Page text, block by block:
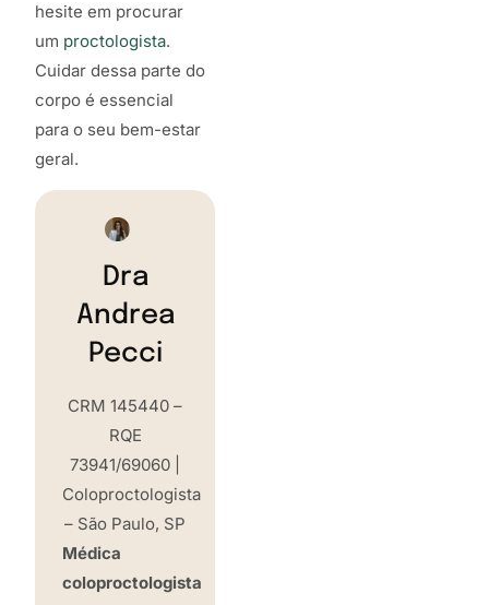
hesite em procurar
um proctologista.
Cuidar dessa parte do
corpo é essencial
para o seu bem-estar
geral.
Dra
Andrea
Pecci
CRM 145440 –
RQE
73941/69060 |
Coloproctologista
– São Paulo, SP
Médica
coloproctologista